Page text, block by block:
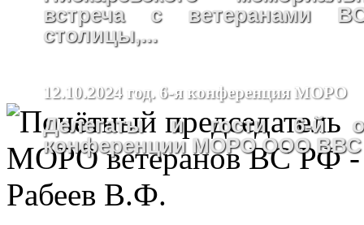
встреча с ветеранами
столицы,...
12.10.2024 год. 6-я конференция МОРО
Делегаты и гости 6-й
конференции МОРО ООО